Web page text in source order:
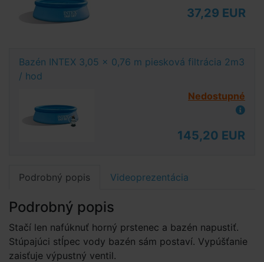
37,29 EUR
Bazén INTEX 3,05 x 0,76 m piesková filtrácia 2m3
/ hod
Nedostupné
145,20 EUR
Podrobný popis Videoprezentácia
Podrobný popis
Stačí len nafúknuť horný prstenec a bazén napustiť.
Stúpajúci stĺpec vody bazén sám postaví. Vypúšťanie
zaisťuje výpustný ventil.